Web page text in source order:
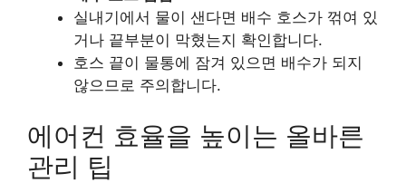
실내기에서 물이 샌다면 배수 호스가 꺾여 있
거나 끝부분이 막혔는지 확인합니다.
호스 끝이 물통에 잠겨 있으면 배수가 되지
않으므로 주의합니다.
에어컨 효율을 높이는 올바른
관리 팁